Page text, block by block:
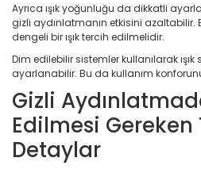
Ayrıca ışık yoğunluğu da dikkatli
gizli aydınlatmanın etkisini
dengeli bir ışık tercih edilmelidir.
Dim edilebilir sistemler kullanılarak
ayarlanabilir. Bu da kullanım konforunu
Gizli
Edilmesi Gereken
Detaylar